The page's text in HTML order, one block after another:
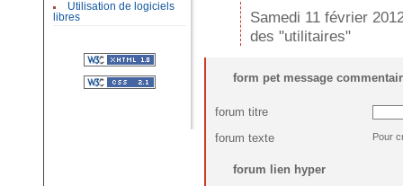
Utilisation de logiciels
libres
Samedi 11 février
des "utilitaires"
form pet message
forum titre
forum texte
Pour
forum lien hyper